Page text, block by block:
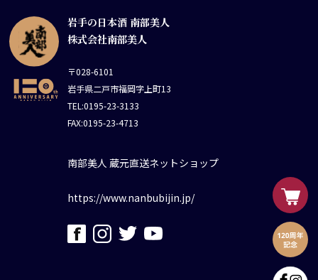
岩手の日本酒 南部美人
株式会社南部美人
〒028-6101
岩手県二戸市福岡字上町13
TEL:0195-23-3133
FAX:0195-23-4713
南部美人 蔵元直送ネットショップ
https://www.nanbubijin.jp/